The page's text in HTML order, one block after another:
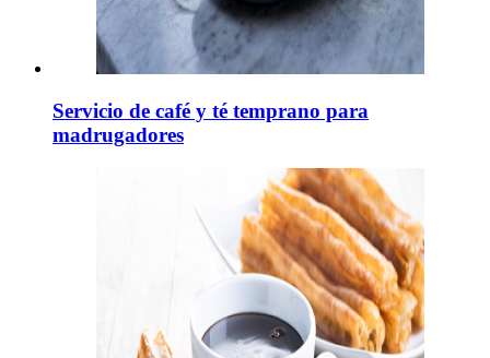
Servicio de café y té temprano para
madrugadores